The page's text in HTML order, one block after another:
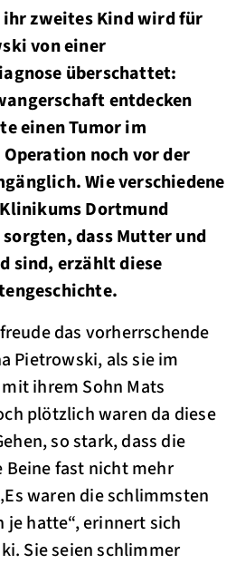
ihr zweites Kind wird für
von einer
überschattet:
entdecken
einen Tumor im
noch vor der
Wie verschiedene
Dortmund
dass Mutter und
sind, erzählt diese
das vorherrschende
Pietrowski, als sie im
ihrem Sohn Mats
plötzlich waren da diese
so stark, dass die
fast nicht mehr
waren die schlimmsten
je hatte“, erinnert sich
Sie seien schlimmer